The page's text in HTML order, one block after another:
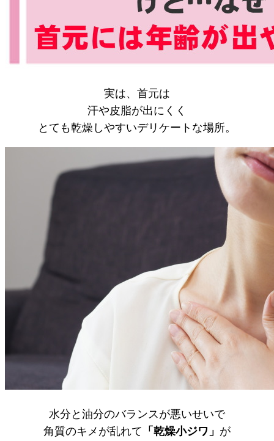
実は、首元は
汗や皮脂が出にくく
とても乾燥しやすいデリケートな場所。
水分と油分のバランスが悪いせいで
角質のキメが乱れて 「乾燥小ジワ」 が